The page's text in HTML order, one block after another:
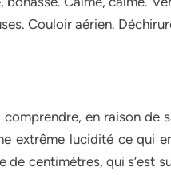
Couloir aérien.
en raison de
extrême lucidité ce qui
de centimètres, qui s’est